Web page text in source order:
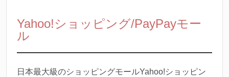
Yahoo!ショッピング/PayPayモー
ル
日本最大級のショッピングモールYahoo!ショッピン